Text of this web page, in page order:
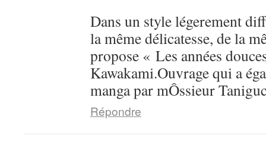
Dans un style légerement
la même délicatesse, de la
propose « Les années
Kawakami.Ouvrage qui a
manga par mÔssieur
Répondre